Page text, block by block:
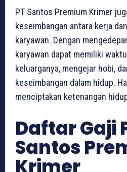
PT Santos Premium Krimer
keseimbangan antara kerja
karyawan. Dengan
karyawan dapat memiliki
keluarganya, mengejar hobi,
keseimbangan dalam hidup.
menciptakan ketenangan
Daftar Gaji
Santos
Krimer